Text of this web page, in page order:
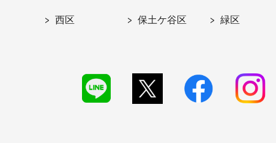
西区 保土ケ谷区 緑区